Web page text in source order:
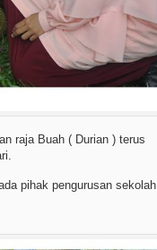
raja Buah ( Durian ) terus
pihak pengurusan sekolah